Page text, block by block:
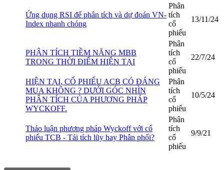
Ứng dụng RSI để phân tích và dự đoán VN-
Index nhanh chóng
Phân
tích
cổ
phiếu
13/11/24
PHÂN TÍCH TIỀM NĂNG MBB
TRONG THỜI ĐIỂM HIỆN TẠI
Phân
tích
cổ
phiếu
22/7/24
HIỆN TẠI, CỔ PHIẾU ACB CÓ ĐÁNG
MUA KHÔNG ? DƯỚI GÓC NHÌN
PHÂN TÍCH CỦA PHƯƠNG PHÁP
WYCKOFF.
Phân
tích
cổ
phiếu
10/5/24
Thảo luận phương pháp Wyckoff với cổ
phiếu TCB - Tái tích lũy hay Phân phối?
Phân
tích
cổ
phiếu
9/9/21